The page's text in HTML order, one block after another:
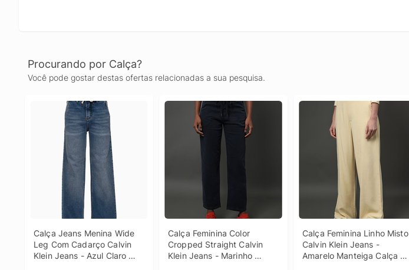
Procurando por Calça?
Você pode gostar destas ofertas relacionadas a sua pesquisa.
Calça Jeans Menina Wide
Leg Com Cadarço Calvin
Klein Jeans - Azul Claro
Calça Feminina Color
Cropped Straight Calvin
Klein Jeans - Marinho
Calça Feminina Linho Misto
Calvin Klein Jeans -
Amarelo Manteiga Calça